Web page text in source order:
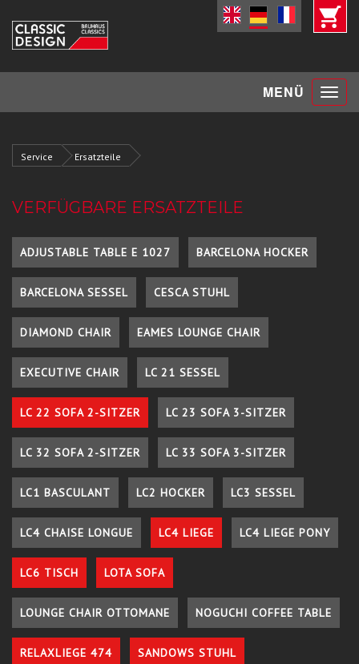
MENÜ Toggle
Service Ersatzteile
VERFÜGBARE ERSATZTEILE
ADJUSTABLE TABLE E 1027 BARCELONA HOCKER
BARCELONA SESSEL CESCA STUHL
DIAMOND CHAIR EAMES LOUNGE CHAIR
EXECUTIVE CHAIR LC 21 SESSEL
LC 22 SOFA 2-SITZER LC 23 SOFA 3-SITZER
LC 32 SOFA 2-SITZER LC 33 SOFA 3-SITZER
LC1 BASCULANT LC2 HOCKER LC3 SESSEL
LC4 CHAISE LONGUE LC4 LIEGE LC4 LIEGE PONY
LC6 TISCH LOTA SOFA
LOUNGE CHAIR OTTOMANE NOGUCHI COFFEE TABLE
RELAXLIEGE 474 SANDOWS STUHL